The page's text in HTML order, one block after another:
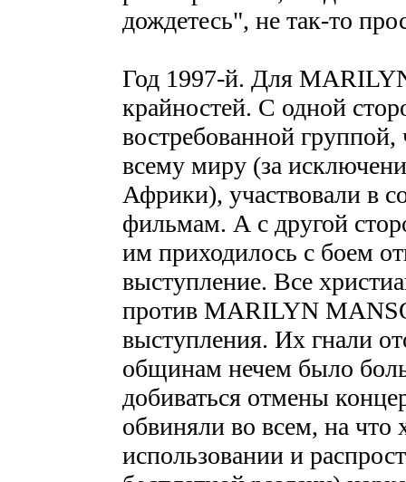
дождетесь", не так-то
Год 1997-й. Для
крайностей. С одной
востребованной
всему миру (за
Африки), участвовали в
фильмам. А с другой
им приходилось с боем
выступление. Все
против MARILYN
выступления. Их гнали
общинам нечем было
добиваться отмены
обвиняли во всем, на что
использовании и